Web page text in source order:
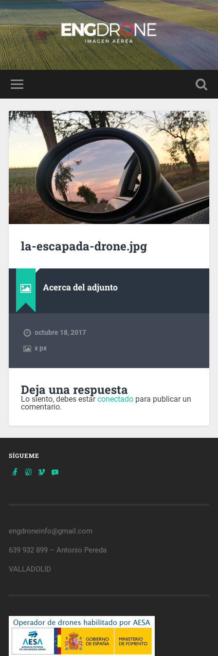
la-escapada-drone.jpg
Acerca del adjunto
octubre 18, 2017
xpx
Deja una respuesta
Lo siento, debes estarconectadopara publicar un
comentario.
SÍGUEME
engdroneinfo@gmail.com
639 932 899 – Antonio Pereda
VALLADOLID